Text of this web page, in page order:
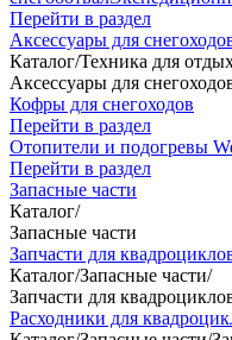
Перейти в раздел
Аксессуары для
Каталог/Техника для
Аксессуары для
Кофры для снегоходов
Перейти в раздел
Отопители и подогревы
Перейти в раздел
Запасные части
Каталог/
Запасные части
Запчасти для
Каталог/Запасные части/
Запчасти для
Расходники для